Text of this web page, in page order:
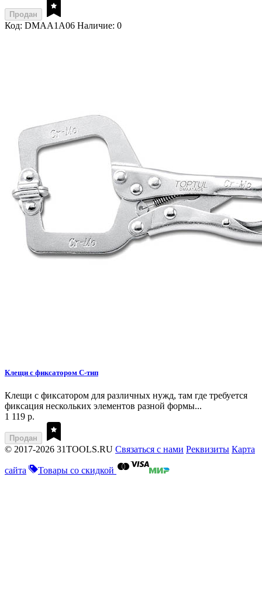
Продан
Код: DMAA1A06 Наличие: 0
Клещи с фиксатором C-тип
Клещи с фиксатором для различных нужд, там где требуется
фиксация нескольких элементов разной формы...
1 119 р.
Продан
© 2017-2026 31TOOLS.RU Связаться с нами Реквизиты Карта
сайта Товары со скидкой